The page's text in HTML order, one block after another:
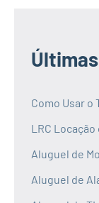
Como Usar o
LRC
Aluguel de
Aluguel de